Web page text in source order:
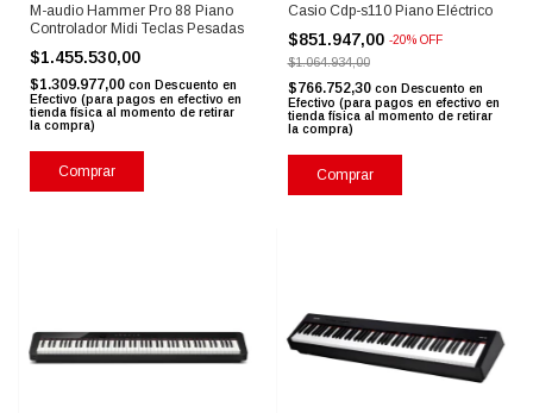
M-audio Hammer Pro 88 Piano
Controlador Midi Teclas Pesadas
$1.455.530,00
$1.309.977,00 con Descuento en
Efectivo (para pagos en efectivo en
tienda física al momento de retirar
la compra)
Casio Cdp-s110 Piano Eléctrico
$851.947,00 -20% OFF
$1.064.934,00
$766.752,30 con Descuento en
Efectivo (para pagos en efectivo en
tienda física al momento de retirar
la compra)